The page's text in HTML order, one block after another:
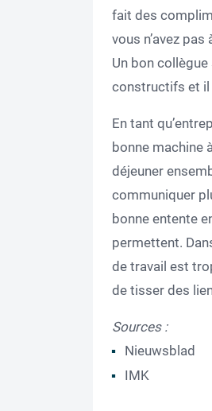
fait des
vous n’avez
Un bon
constructifs et il
En tant
bonne machine
déjeuner
communiquer
bonne entente
permettent.
de travail est
de tisser des
Sources :
Nieuwsblad
IMK